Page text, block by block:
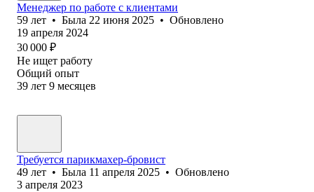
Менеджер по работе с клиентами
59 лет • Была 22 июня 2025 • Обновлено
19 апреля 2024
30 000 ₽
Не ищет работу
Общий опыт
39 лет 9 месяцев
Требуется парикмахер-бровист
49 лет • Была 11 апреля 2025 • Обновлено
3 апреля 2023